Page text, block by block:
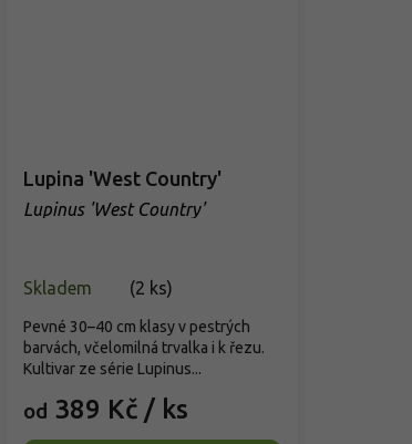
Lupina 'West Country'
Lupinus 'West Country'
Skladem (2 ks)
od 389 Kč / ks
Pevné 30–40 cm klasy v pestrých
barvách, včelomilná trvalka i k řezu.
Kultivar ze série Lupinus...